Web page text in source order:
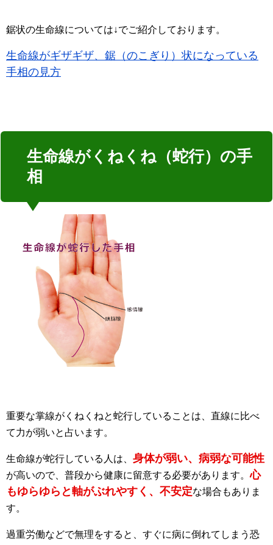
鋸状の生命線については↓でご紹介しております。
生命線がギザギザ、鋸（のこぎり）状になっている
手相の見方
生命線がくねくね（蛇行）の手
相
重要な掌線がくねくねと蛇行していることは、直線に比べ
て力が弱いと占います。
生命線が蛇行している人は、 身体が弱い、病弱な可能性
が高いので、普段から健康に留意する必要があります。心
もゆらゆらと軸がぶれやすく、不安定な場合もありま
す。
過重労働などで無理をすると、すぐに病に倒れてしまう恐